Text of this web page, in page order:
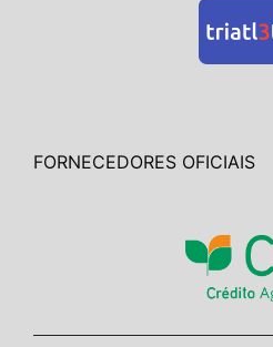
FORNECEDORES OFICIAIS